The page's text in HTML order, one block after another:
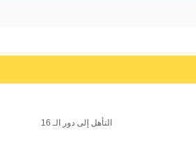
التأهل إلى دور الـ 16